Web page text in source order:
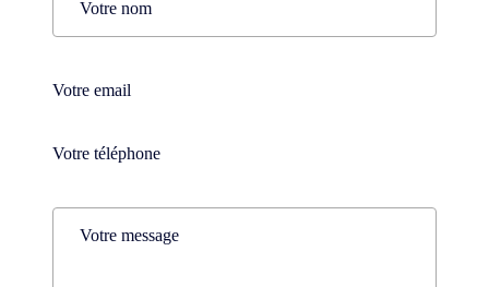
Téléphone(Nécessaire)
Téléphone(Nécessaire)
Comments